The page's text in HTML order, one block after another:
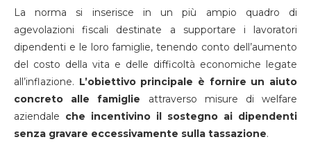
La norma si inserisce in un più ampio quadro di
agevolazioni fiscali destinate a supportare i lavoratori
dipendenti e le loro famiglie, tenendo conto dell’aumento
del costo della vita e delle difficoltà economiche legate
all’inflazione. L’obiettivo principale è fornire un aiuto
concreto alle famiglie attraverso misure di welfare
aziendale che incentivino il sostegno ai dipendenti
senza gravare eccessivamente sulla tassazione.